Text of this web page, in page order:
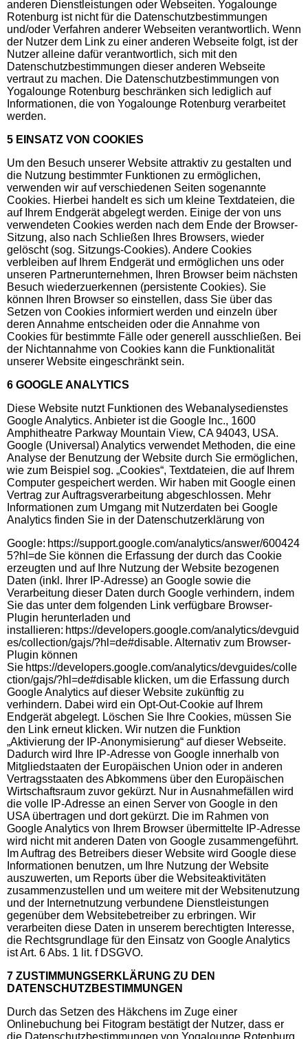
anderen Dienstleistungen oder Webseiten. Yogalounge
Rotenburg ist nicht für die Datenschutzbestimmungen
und/oder Verfahren anderer Webseiten verantwortlich. Wenn
der Nutzer dem Link zu einer anderen Webseite folgt, ist der
Nutzer alleine dafür verantwortlich, sich mit den
Datenschutzbestimmungen dieser anderen Webseite
vertraut zu machen. Die Datenschutzbestimmungen von
Yogalounge Rotenburg beschränken sich lediglich auf
Informationen, die von Yogalounge Rotenburg verarbeitet
werden.
5 EINSATZ VON COOKIES
Um den Besuch unserer Website attraktiv zu gestalten und
die Nutzung bestimmter Funktionen zu ermöglichen,
verwenden wir auf verschiedenen Seiten sogenannte
Cookies. Hierbei handelt es sich um kleine Textdateien, die
auf Ihrem Endgerät abgelegt werden. Einige der von uns
verwendeten Cookies werden nach dem Ende der Browser-
Sitzung, also nach Schließen Ihres Browsers, wieder
gelöscht (sog. Sitzungs-Cookies). Andere Cookies
verbleiben auf Ihrem Endgerät und ermöglichen uns oder
unseren Partnerunternehmen, Ihren Browser beim nächsten
Besuch wiederzuerkennen (persistente Cookies). Sie
können Ihren Browser so einstellen, dass Sie über das
Setzen von Cookies informiert werden und einzeln über
deren Annahme entscheiden oder die Annahme von
Cookies für bestimmte Fälle oder generell ausschließen. Bei
der Nichtannahme von Cookies kann die Funktionalität
unserer Website eingeschränkt sein.
6 GOOGLE ANALYTICS
Diese Website nutzt Funktionen des Webanalysedienstes
Google Analytics. Anbieter ist die Google Inc., 1600
Amphitheatre Parkway Mountain View, CA 94043, USA.
Google (Universal) Analytics verwendet Methoden, die eine
Analyse der Benutzung der Website durch Sie ermöglichen,
wie zum Beispiel sog. „Cookies“, Textdateien, die auf Ihrem
Computer gespeichert werden. Wir haben mit Google einen
Vertrag zur Auftragsverarbeitung abgeschlossen. Mehr
Informationen zum Umgang mit Nutzerdaten bei Google
Analytics finden Sie in der Datenschutzerklärung von
Google: https://support.google.com/analytics/answer/600424
5?hl=de Sie können die Erfassung der durch das Cookie
erzeugten und auf Ihre Nutzung der Website bezogenen
Daten (inkl. Ihrer IP-Adresse) an Google sowie die
Verarbeitung dieser Daten durch Google verhindern, indem
Sie das unter dem folgenden Link verfügbare Browser-
Plugin herunterladen und
installieren: https://developers.google.com/analytics/devguid
es/collection/gajs/?hl=de#disable. Alternativ zum Browser-
Plugin können
Sie https://developers.google.com/analytics/devguides/colle
ction/gajs/?hl=de#disable klicken, um die Erfassung durch
Google Analytics auf dieser Website zukünftig zu
verhindern. Dabei wird ein Opt-Out-Cookie auf Ihrem
Endgerät abgelegt. Löschen Sie Ihre Cookies, müssen Sie
den Link erneut klicken. Wir nutzen die Funktion
„Aktivierung der IP-Anonymisierung“ auf dieser Webseite.
Dadurch wird Ihre IP-Adresse von Google innerhalb von
Mitgliedstaaten der Europäischen Union oder in anderen
Vertragsstaaten des Abkommens über den Europäischen
Wirtschaftsraum zuvor gekürzt. Nur in Ausnahmefällen wird
die volle IP-Adresse an einen Server von Google in den
USA übertragen und dort gekürzt. Die im Rahmen von
Google Analytics von Ihrem Browser übermittelte IP-Adresse
wird nicht mit anderen Daten von Google zusammengeführt.
Im Auftrag des Betreibers dieser Website wird Google diese
Informationen benutzen, um Ihre Nutzung der Website
auszuwerten, um Reports über die Websiteaktivitäten
zusammenzustellen und um weitere mit der Websitenutzung
und der Internetnutzung verbundene Dienstleistungen
gegenüber dem Websitebetreiber zu erbringen. Wir
verarbeiten diese Daten in unserem berechtigten Interesse,
die Rechtsgrundlage für den Einsatz von Google Analytics
ist Art. 6 Abs. 1 lit. f DSGVO.
7 ZUSTIMMUNGSERKLÄRUNG ZU DEN
DATENSCHUTZBESTIMMUNGEN
Durch das Setzen des Häkchens im Zuge einer
Onlinebuchung bei Fitogram bestätigt der Nutzer, dass er